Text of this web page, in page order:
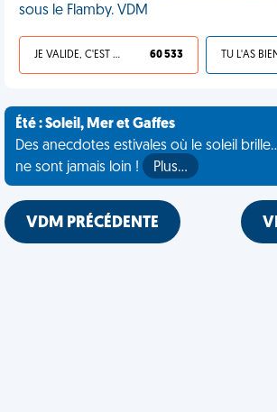
sous le Flamby. VDM
JE VALIDE, C'EST UNE VDM 60 533
Été : Soleil, Mer et Gaffes
Des anecdotes estivales où le soleil
ne sont jamais loin !
Plus…
VDM PRÉCÉDENTE